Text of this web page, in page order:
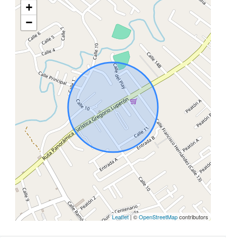
+
−
Leaflet| ©OpenStreetMapcontributors